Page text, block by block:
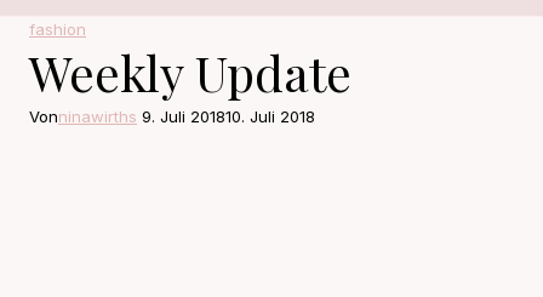
fashion
Weekly Update
Vonninawirths 9. Juli 201810. Juli 2018